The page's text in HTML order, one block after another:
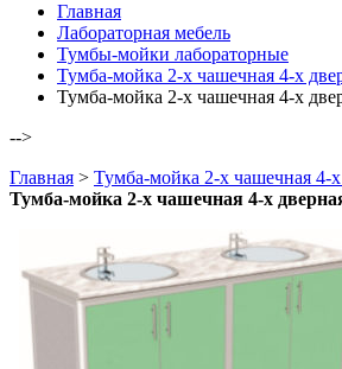
Главная
Лабораторная мебель
Тумбы-мойки лабораторные
Тумба-мойка 2-х чашечная 4-х
Тумба-мойка 2-х чашечная 4-х
-->
Главная > Тумба-мойка 2-х чашечная 4-
Тумба-мойка 2-х чашечная 4-х